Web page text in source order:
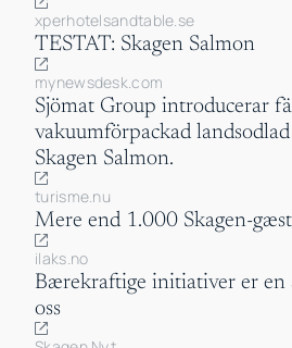
xperhotelsandtable.se
TESTAT: Skagen Salmon
mynewsdesk.com
Sjömat Group introducerar
vakuumförpackad
Skagen Salmon.
turisme.nu
Mere end 1.000 Skagen-
ilaks.no
Bærekraftige initiativer er
oss